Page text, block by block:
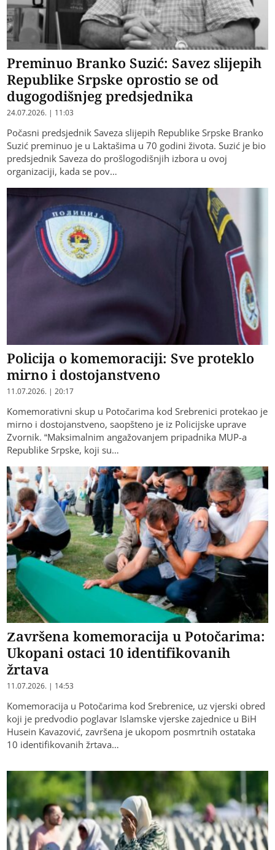
Preminuo Branko Suzić: Savez slijepih
Republike Srpske oprostio se od
dugogodišnjeg predsjednika
24.07.2026. | 11:03
Počasni predsjednik Saveza slijepih Republike Srpske Branko
Suzić preminuo je u Laktašima u 70 godini života. Suzić je bio
predsjednik Saveza do prošlogodišnjih izbora u ovoj
organizaciji, kada se pov…
Policija o komemoraciji: Sve proteklo
mirno i dostojanstveno
11.07.2026. | 20:17
Komemorativni skup u Potočarima kod Srebrenici protekao je
mirno i dostojanstveno, saopšteno je iz Policijske uprave
Zvornik. “Maksimalnim angažovanjem pripadnika MUP-a
Republike Srpske, koji su…
Završena komemoracija u Potočarima:
Ukopani ostaci 10 identifikovanih
žrtava
11.07.2026. | 14:53
Komemoracija u Potočarima kod Srebrenice, uz vjerski obred
koji je predvodio poglavar Islamske vjerske zajednice u BiH
Husein Kavazović, završena je ukopom posmrtnih ostataka
10 identifikovanih žrtava…